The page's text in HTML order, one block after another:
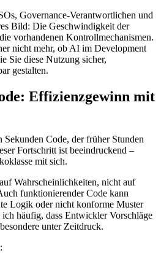
Governance-Verantwortlichen und
Bild: Die Geschwindigkeit der
vorhandenen Kontrollmechanismen.
nicht mehr, ob AI im Development
Sie diese Nutzung sicher,
gestalten.
Effizienzgewinn mit
Code, der früher Stunden
Fortschritt ist beeindruckend –
mit sich.
Wahrscheinlichkeiten, nicht auf
funktionierender Code kann
Logik oder nicht konforme Muster
ich häufig, dass Entwickler Vorschläge
unter Zeitdruck.